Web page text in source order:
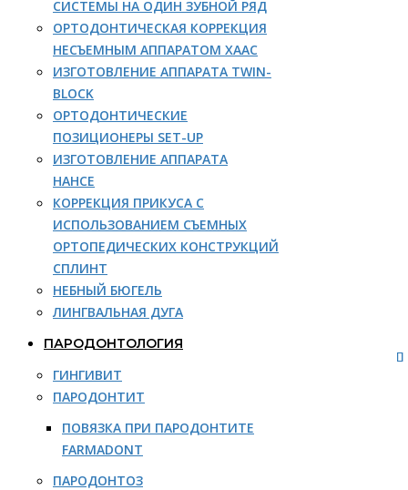
СИСТЕМЫ НА ОДИН ЗУБНОЙ РЯД
ОРТОДОНТИЧЕСКАЯ КОРРЕКЦИЯ
НЕСЪЕМНЫМ АППАРАТОМ ХААС
ИЗГОТОВЛЕНИЕ АППАРАТА TWIN-
BLOCK
ОРТОДОНТИЧЕСКИЕ
ПОЗИЦИОНЕРЫ SET-UP
ИЗГОТОВЛЕНИЕ АППАРАТА
НАНСЕ
КОРРЕКЦИЯ ПРИКУСА С
ИСПОЛЬЗОВАНИЕМ СЪЕМНЫХ
ОРТОПЕДИЧЕСКИХ КОНСТРУКЦИЙ
СПЛИНТ
НЕБНЫЙ БЮГЕЛЬ
ЛИНГВАЛЬНАЯ ДУГА
ПАРОДОНТОЛОГИЯ
ГИНГИВИТ
ПАРОДОНТИТ
ПОВЯЗКА ПРИ ПАРОДОНТИТЕ
FARMADONT
ПАРОДОНТОЗ